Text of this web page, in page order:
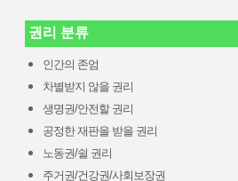
권리 분류
인간의 존엄
차별받지 않을 권리
생명권/안전할 권리
공정한 재판을 받을 권리
노동권/쉴 권리
주거권/건강권/사회보장권